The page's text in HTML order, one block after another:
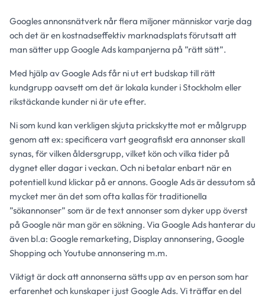
Googles annonsnätverk når flera miljoner människor varje dag
och det är en kostnadseffektiv marknadsplats förutsatt att
man sätter upp Google Ads kampanjerna på ”rätt sätt”.
Med hjälp av Google Ads får ni ut ert budskap till rätt
kundgrupp oavsett om det är lokala kunder i Stockholm eller
rikstäckande kunder ni är ute efter.
Ni som kund kan verkligen skjuta prickskytte mot er målgrupp
genom att ex: specificera vart geografiskt era annonser skall
synas, för vilken åldersgrupp, vilket kön och vilka tider på
dygnet eller dagar i veckan. Och ni betalar enbart när en
potentiell kund klickar på er annons. Google Ads är dessutom så
mycket mer än det som ofta kallas för traditionella
”sökannonser” som är de text annonser som dyker upp överst
på Google när man gör en sökning. Via Google Ads hanterar du
även bl.a: Google remarketing, Display annonsering, Google
Shopping och Youtube annonsering m.m.
Viktigt är dock att annonserna sätts upp av en person som har
erfarenhet och kunskaper i just Google Ads. Vi träffar en del